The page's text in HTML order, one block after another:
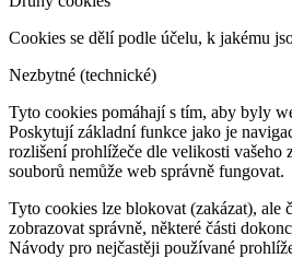
Cookies se dělí podle účelu, k jakému
Nezbytné (technické)
Tyto cookies pomáhají s tím, aby byly
Poskytují základní funkce jako je
rozlišení prohlížeče dle velikosti vašeho
souborů nemůže web správně fungovat.
Tyto cookies lze blokovat (zakázat), ale
zobrazovat správně, některé části
Návody pro nejčastěji používané